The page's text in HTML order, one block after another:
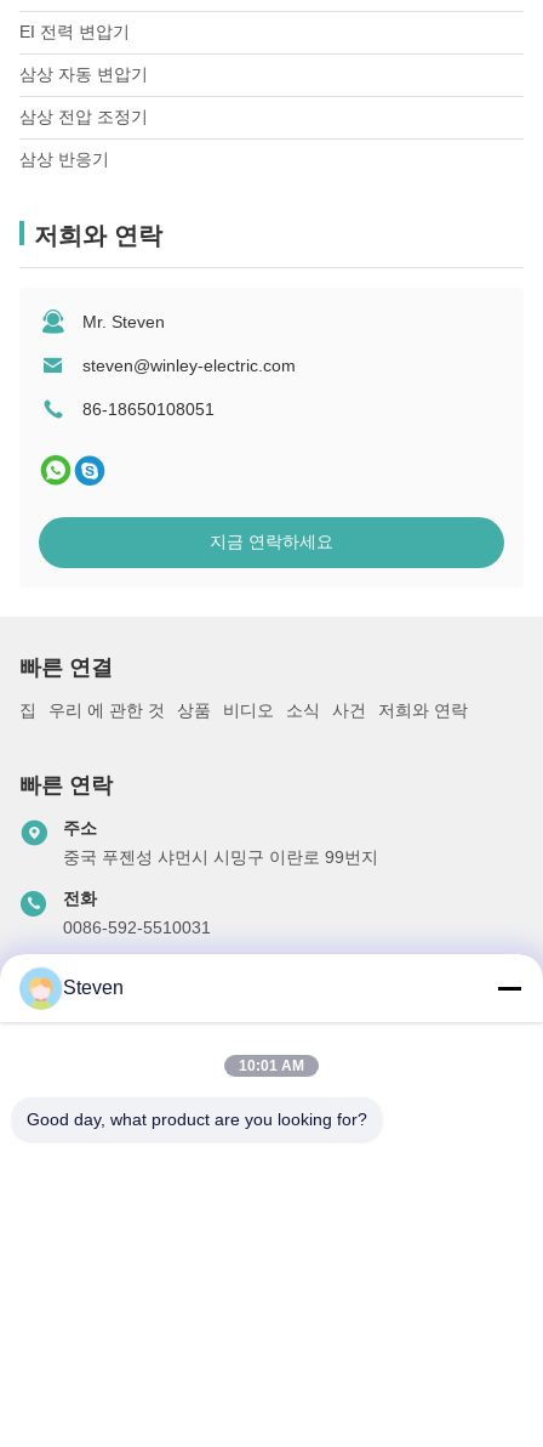
EI 전력 변압기
삼상 자동 변압기
삼상 전압 조정기
삼상 반응기
저희와 연락
Mr. Steven
steven@winley-electric.com
86-18650108051
지금 연락하세요
빠른 연결
집 우리 에 관한 것 상품 비디오 소식 사건 저희와 연락
빠른 연락
주소
중국 푸젠성 샤먼시 시밍구 이란로 99번지
전화
0086-592-5510031
steven@winley-electric.com
우리 뉴스레터
Steven
10:01 AM
Good day, what product are you looking for?